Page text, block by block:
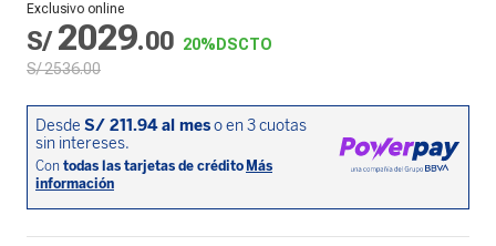
Exclusivo online
S/ 2029.00 20% DSCTO
S/2536.00